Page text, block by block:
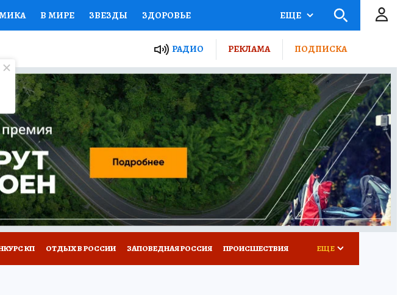
В МИРЕ ЗВЕЗДЫ ЗДОРОВЬЕ
НАЦИОНАЛЬНЫЕ ПРОЕКТЫ РОССИИ
СЕМЬЯ ЖЕНСКИЕ СЕКРЕТЫ ПУТЕВОДИТЕЛЬ
СПЕЦПРОЕКТЫ ДЕФИЦИТ ЖЕЛЕЗА ТУРИЗМ
РАБОТА У НАС ГИД ПОТРЕБИТЕЛЯ ВСЕ О КП
ЕЩЕ
РАДИО РЕКЛАМА ПОДПИСКА
КП ОТДЫХ В РОССИИ ЗАПОВЕДНАЯ РОССИЯ ПРОИСШЕСТВИЯ ЕЩЕ